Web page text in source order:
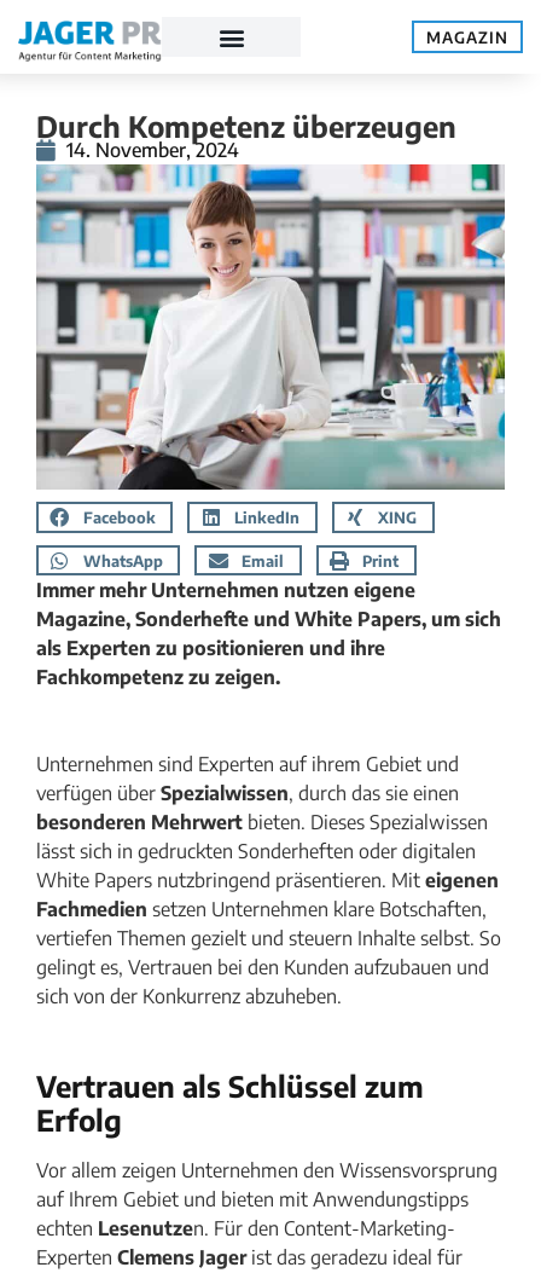
MAGAZIN
Durch Kompetenz überzeugen
14. November, 2024
Facebook LinkedIn XING
WhatsApp Email Print
Immer mehr Unternehmen nutzen eigene
Magazine, Sonderhefte und White Papers, um sich
als Experten zu positionieren und ihre
Fachkompetenz zu zeigen.
Unternehmen sind Experten auf ihrem Gebiet und
verfügen über Spezialwissen, durch das sie einen
besonderen Mehrwert bieten. Dieses Spezialwissen
lässt sich in gedruckten Sonderheften oder digitalen
White Papers nutzbringend präsentieren. Mit eigenen
Fachmedien setzen Unternehmen klare Botschaften,
vertiefen Themen gezielt und steuern Inhalte selbst. So
gelingt es, Vertrauen bei den Kunden aufzubauen und
sich von der Konkurrenz abzuheben.
Vertrauen als Schlüssel zum
Erfolg
Vor allem zeigen Unternehmen den Wissensvorsprung
auf Ihrem Gebiet und bieten mit Anwendungstipps
echten Lesenutzen. Für den Content-Marketing-
Experten Clemens Jagerist das geradezu ideal für